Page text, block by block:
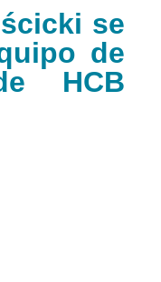
se
de
HCB